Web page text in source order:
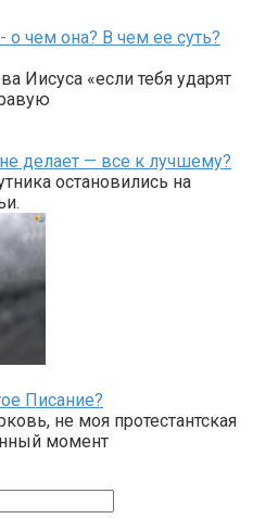
чем она? В чем ее суть?
Иисуса «если тебя ударят
делает — все к лучшему?
остановились на
Писание?
не моя протестантская
момент